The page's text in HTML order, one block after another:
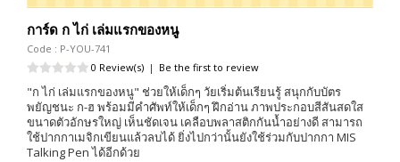
การ์ด ก ไก่ เล่มแรกของหนู
Code : P-YOU-741
0 Review(s) | Be the first to review
"ก ไก่ เล่มแรกของหนู" ช่วยให้เด็กๆ วัยเริ่มต้นเรียนรู้ สนุกกับบัตร
พยัญชนะ ก-ฮ พร้อมมีคำศัพท์ให้เด็กๆ ฝึกอ่าน ภาพประกอบสีสันสดใส
ขนาดตัวอักษรใหญ่ เห็นชัดเจน เคลือบพลาสติกกันน้ำอย่างดี สามารถ
ใช้ปากกาเมจิกเขียนแล้วลบได้ ยิ่งไปกว่านั้นยังใช้ร่วมกับปากกา MIS
Talking Pen ได้อีกด้วย